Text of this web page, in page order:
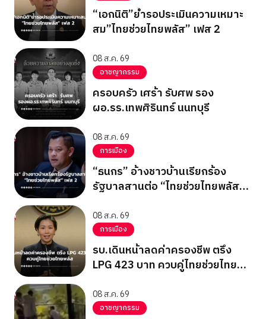
“เอกนิติ”ย้ำรอประเมินความเหมาะ
สม”ไทยช่วยไทยพลัส” เฟส 2
08 ส.ค. 69
อาชญากรรม
ครอบครัว เศร้า รับศพ รอง
ผอ.รร.เทพศิรินทร์ นนทบุรี
08 ส.ค. 69
การเมือง
“ธนกร” อ้างชาวบ้านเรียกร้อง
รัฐบาลสานต่อ “ไทยช่วยไทยพลัส”
08 ส.ค. 69
การเมือง
รบ.เดินหน้าลดค่าครองชีพ ตรึง
LPG 423 บาท ควบคู่ไทยช่วยไทย
08 ส.ค. 69
อาชญากรรม